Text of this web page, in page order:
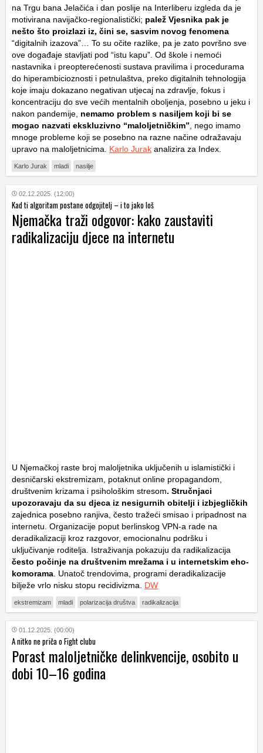
na Trgu bana Jelačića i dan poslije na Interliberu izgleda da je
motivirana navijačko-regionalistički; palež Vjesnika pak je
nešto što proizlazi iz, čini se, sasvim novog fenomena
“digitalnih izazova”… To su očite razlike, pa je zato površno sve
ove događaje stavljati pod “istu kapu”. Od škole i nemoći
nastavnika i preopterećenosti sustava pravilima i procedurama
do hiperambicioznosti i petnulaštva, preko digitalnih tehnologija
koje imaju dokazano negativan utjecaj na zdravlje, fokus i
koncentraciju do sve većih mentalnih oboljenja, posebno u jeku i
nakon pandemije, nemamo problem s nasiljem koji bi se
mogao nazvati ekskluzivno “maloljetničkim” , nego imamo
mnoge probleme koji se posebno na razne načine odražavaju
upravo na maloljetnicima. Karlo Jurak analizira za Index.
Karlo Jurak mladi nasilje
02.12.2025. (12:00)
Kad ti algoritam postane odgojitelj – i to jako loš
Njemačka traži odgovor: kako zaustaviti
radikalizaciju djece na internetu
U Njemačkoj raste broj maloljetnika uključenih u islamistički i
desničarski ekstremizam, potaknut online propagandom,
društvenim krizama i psihološkim stresom. Stručnjaci
upozoravaju da su djeca iz nesigurnih obitelji i izbjegličkih
zajednica posebno ranjiva, često tražeći smisao i pripadnost na
internetu. Organizacije poput berlinskog VPN-a rade na
deradikalizaciji kroz razgovor, emocionalnu podršku i
uključivanje roditelja. Istraživanja pokazuju da radikalizacija
često počinje na društvenim mrežama i u internetskim eho-
komorama . Unatoč trendovima, programi deradikalizacije
bilježe vrlo nisku stopu recidivizma. DW
ekstremizam mladi polarizacija društva radikalizacija
01.12.2025. (00:00)
A nitko ne priča o Fight clubu
Porast maloljetničke delinkvencije, osobito u
dobi 10–16 godina